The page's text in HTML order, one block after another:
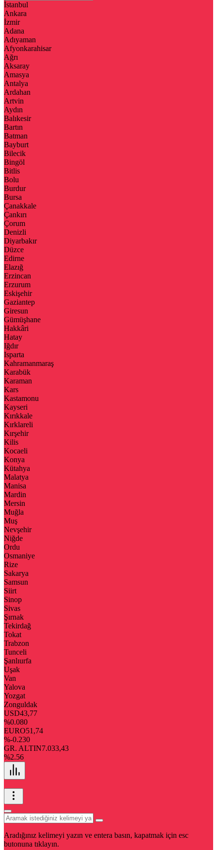
İstanbul
Ankara
İzmir
Adana
Adıyaman
Afyonkarahisar
Ağrı
Aksaray
Amasya
Antalya
Ardahan
Artvin
Aydın
Balıkesir
Bartın
Batman
Bayburt
Bilecik
Bingöl
Bitlis
Bolu
Burdur
Bursa
Çanakkale
Çankırı
Çorum
Denizli
Diyarbakır
Düzce
Edirne
Elazığ
Erzincan
Erzurum
Eskişehir
Gaziantep
Giresun
Gümüşhane
Hakkâri
Hatay
Iğdır
Isparta
Kahramanmaraş
Karabük
Karaman
Kars
Kastamonu
Kayseri
Kırıkkale
Kırklareli
Kırşehir
Kilis
Kocaeli
Konya
Kütahya
Malatya
Manisa
Mardin
Mersin
Muğla
Muş
Nevşehir
Niğde
Ordu
Osmaniye
Rize
Sakarya
Samsun
Siirt
Sinop
Sivas
Şırnak
Tekirdağ
Tokat
Trabzon
Tunceli
Şanlıurfa
Uşak
Van
Yalova
Yozgat
Zonguldak
USD43,77
%0.080
EURO51,74
%-0.230
GR. ALTIN7.033,43
%2.56
Aradığınız kelimeyi yazın ve entera basın, kapatmak için esc
butonuna tıklayın.